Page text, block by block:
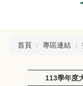
首頁 專區連結
113學年度